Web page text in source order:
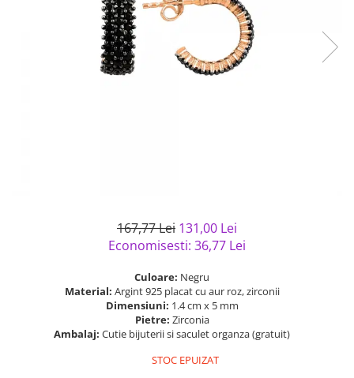
Bijuterii argint placat cu aur
Bijuterii argint cu diverse
Bijuterii gotice si rock
Bijuterii Handmade
167,77 Lei 131,00 Lei
Economisesti: 36,77 Lei
Culoare: Negru
Material: Argint 925 placat cu aur roz, zirconii
Dimensiuni: 1.4 cm x 5 mm
Pietre: Zirconia
Ambalaj: Cutie bijuterii si saculet organza (gratuit)
STOC EPUIZAT